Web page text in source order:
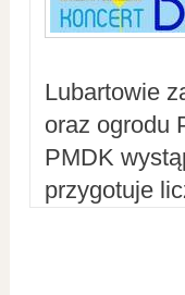
Lubartowie
oraz ogrodu
PMDK
przygotuje